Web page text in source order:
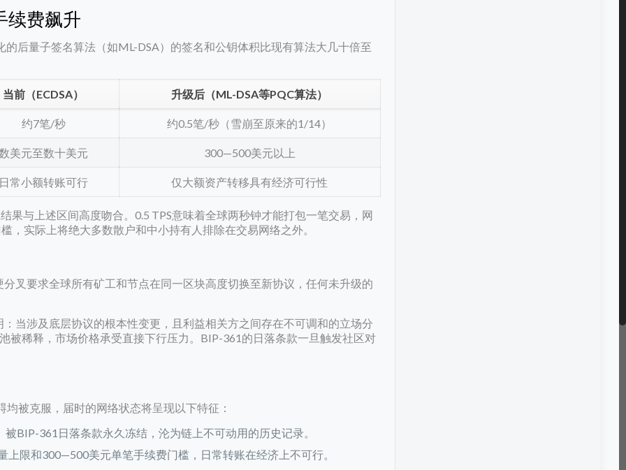
续费飙升
后量子签名算法（如ML-DSA）的签名和公钥体积比现有算法大几十倍至
当前（ECDSA） 升级后（ML-DSA等PQC算法）
约7笔/秒 约0.5笔/秒（雪崩至原来的1/14）
美元至数十美元 300—500美元以上
常小额转账可行 仅大额资产转移具有经济可行性
与上述区间高度吻合。0.5 TPS意味着全球两秒钟才能打包一笔交易，网
实际上将绝大多数散户和中小持有人排除在交易网络之外。
叉要求全球所有矿工和节点在同一区块高度切换至新协议，任何未升级的
当涉及底层协议的根本性变更，且利益相关方之间存在不可调和的立场分
被稀释，市场价格承受直接下行压力。BIP-361的日落条款一旦触发社区对
被克服，届时的网络状态将呈现以下特征：
BIP-361日落条款永久冻结，沦为链上不可动用的历史记录。
上限和300—500美元单笔手续费门槛，日常转账在经济上不可行。